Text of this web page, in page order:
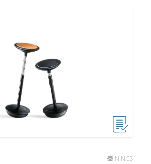
NINCS